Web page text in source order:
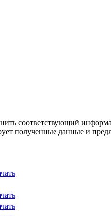
соответствующий
полученные данные и